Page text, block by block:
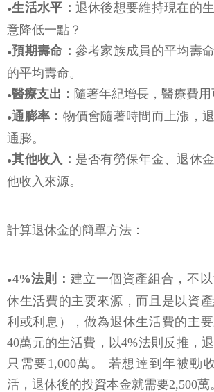
●生活水平： 退休後想要維持現在的
意降低一點？
●預期壽命： 參考家族成員的平均壽
的平均壽命。
●醫療支出： 隨著年紀增長，醫療費用
●通膨率： 物價會隨著時間而上漲，
通膨。
●其他收入： 是否有勞保年金、退休
他收入來源。
計算退休金的簡單方法：
●4%法則： 建立一個資產組合，不
休生活費的主要來源，而且是以資
利或利息），做為退休生活費的主
40萬元的生活費，以4%法則反推，
只需要1,000萬。 若想達到年被動
活，退休後的投資本金就需要2,500萬